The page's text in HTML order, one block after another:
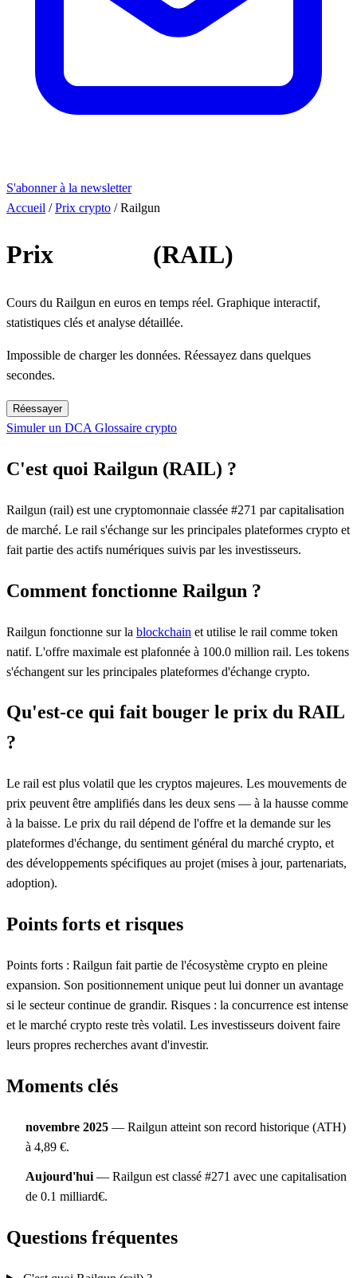
S'abonner à la newsletter
Accueil / Prix crypto / Railgun
Prix (RAIL)
Cours du Railgun en euros en temps réel. Graphique interactif,
statistiques clés et analyse détaillée.
Impossible de charger les données. Réessayez dans quelques
secondes.
Réessayer
Simuler un DCA Glossaire crypto
C'est quoi Railgun (RAIL) ?
Railgun (rail) est une cryptomonnaie classée #271 par capitalisation
de marché. Le rail s'échange sur les principales plateformes crypto et
fait partie des actifs numériques suivis par les investisseurs.
Comment fonctionne Railgun ?
Railgun fonctionne sur la blockchain et utilise le rail comme token
natif. L'offre maximale est plafonnée à 100.0 million rail. Les tokens
s'échangent sur les principales plateformes d'échange crypto.
Qu'est-ce qui fait bouger le prix du RAIL
?
Le rail est plus volatil que les cryptos majeures. Les mouvements de
prix peuvent être amplifiés dans les deux sens — à la hausse comme
à la baisse. Le prix du rail dépend de l'offre et la demande sur les
plateformes d'échange, du sentiment général du marché crypto, et
des développements spécifiques au projet (mises à jour, partenariats,
adoption).
Points forts et risques
Points forts : Railgun fait partie de l'écosystème crypto en pleine
expansion. Son positionnement unique peut lui donner un avantage
si le secteur continue de grandir. Risques : la concurrence est intense
et le marché crypto reste très volatil. Les investisseurs doivent faire
leurs propres recherches avant d'investir.
Moments clés
novembre 2025 — Railgun atteint son record historique (ATH)
à 4,89 €.
Aujourd'hui — Railgun est classé #271 avec une capitalisation
de 0.1 milliard€.
Questions fréquentes